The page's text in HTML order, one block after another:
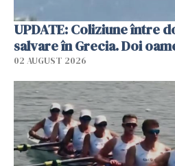
UPDATE: Coliziune între
salvare în Grecia. Doi
02 AUGUST 2026